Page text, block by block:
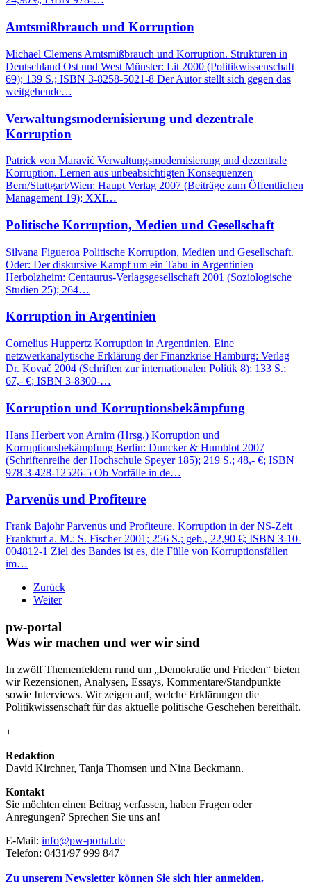
Amtsmißbrauch und Korruption
Michael Clemens Amtsmißbrauch und Korruption. Strukturen in
Deutschland Ost und West Münster: Lit 2000 (Politikwissenschaft
69); 139 S.; ISBN 3-8258-5021-8 Der Autor stellt sich gegen das
weitgehende…
Verwaltungsmodernisierung und dezentrale
Korruption
Patrick von Maravić Verwaltungsmodernisierung und dezentrale
Korruption. Lernen aus unbeabsichtigten Konsequenzen
Bern/Stuttgart/Wien: Haupt Verlag 2007 (Beiträge zum Öffentlichen
Management 19); XXI…
Politische Korruption, Medien und Gesellschaft
Silvana Figueroa Politische Korruption, Medien und Gesellschaft.
Oder: Der diskursive Kampf um ein Tabu in Argentinien
Herbolzheim: Centaurus-Verlagsgesellschaft 2001 (Soziologische
Studien 25); 264…
Korruption in Argentinien
Cornelius Huppertz Korruption in Argentinien. Eine
netzwerkanalytische Erklärung der Finanzkrise Hamburg: Verlag
Dr. Kovač 2004 (Schriften zur internationalen Politik 8); 133 S.;
67,- €; ISBN 3-8300-…
Korruption und Korruptionsbekämpfung
Hans Herbert von Arnim (Hrsg.) Korruption und
Korruptionsbekämpfung Berlin: Duncker & Humblot 2007
(Schriftenreihe der Hochschule Speyer 185); 219 S.; 48,- €; ISBN
978-3-428-12526-5 Ob Vorfälle in de…
Parvenüs und Profiteure
Frank Bajohr Parvenüs und Profiteure. Korruption in der NS-Zeit
Frankfurt a. M.: S. Fischer 2001; 256 S.; geb., 22,90 €; ISBN 3-10-
004812-1 Ziel des Bandes ist es, die Fülle von Korruptionsfällen
im…
Zurück
Weiter
pw-portal
Was wir machen und wer wir sind
In zwölf Themenfeldern rund um „Demokratie und Frieden“ bieten
wir Rezensionen, Analysen, Essays, Kommentare/Standpunkte
sowie Interviews. Wir zeigen auf, welche Erklärungen die
Politikwissenschaft für das aktuelle politische Geschehen bereithält.
++
Redaktion
David Kirchner, Tanja Thomsen und Nina Beckmann.
Kontakt
Sie möchten einen Beitrag verfassen, haben Fragen oder
Anregungen? Sprechen Sie uns an!
E-Mail: info@pw-portal.de
Telefon: 0431/97 999 847
Zu unserem Newsletter können Sie sich hier anmelden.